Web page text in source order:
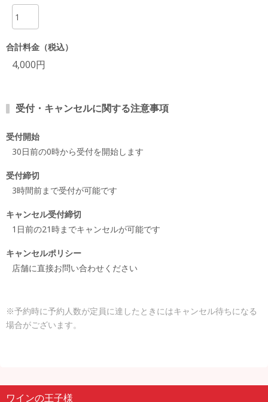
合計料金（税込）
4,000円
受付・キャンセルに関する注意事項
受付開始
30日前の0時から受付を開始します
受付締切
3時間前まで受付が可能です
キャンセル受付締切
1日前の21時までキャンセルが可能です
キャンセルポリシー
店舗に直接お問い合わせください
※予約時に予約人数が定員に達したときにはキャンセル待ちになる
場合がございます。
ワインの王子様